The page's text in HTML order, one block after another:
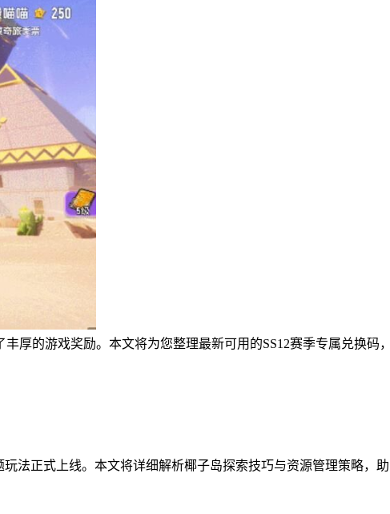
厚的游戏奖励。本文将为您整理最新可用的SS12赛季专属兑换码
法正式上线。本文将详细解析椰子岛探索技巧与资源管理策略，